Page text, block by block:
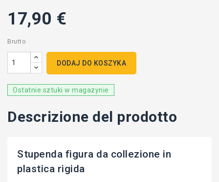
17,90 €
Brutto
DODAJ DO KOSZYKA
Ostatnie sztuki w magazynie
Descrizione del prodotto
Stupenda figura da collezione in
plastica rigida